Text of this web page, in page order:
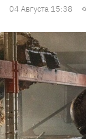
04 Августа 15:38